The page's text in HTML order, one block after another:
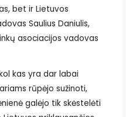
bet ir Lietuvos
Saulius Daniulis,
asociacijos vadovas
kas yra dar labai
rūpėjo sužinoti,
galėjo tik skėstelėti